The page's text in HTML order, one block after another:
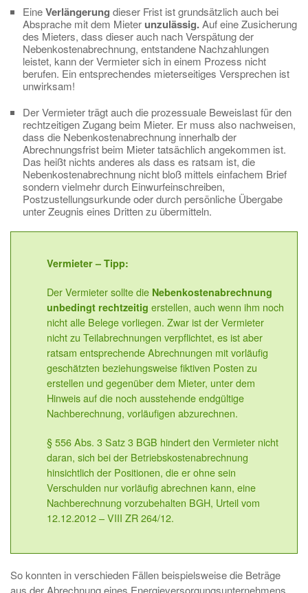
EineVerlängerung dieser Frist ist grundsätzlich auch bei
Absprache mit dem Mieter unzulässig.Auf eine Zusicherung
des Mieters, dass dieser auch nach Verspätung der
Nebenkostenabrechnung, entstandene Nachzahlungen
leistet, kann der Vermieter sich in einem Prozess nicht
berufen. Ein entsprechendes mieterseitiges Versprechen ist
unwirksam!
Der Vermieter trägt auch die prozessuale Beweislast für den
rechtzeitigen Zugang beim Mieter. Er muss also nachweisen,
dass die Nebenkostenabrechnung innerhalb der
Abrechnungsfrist beim Mieter tatsächlich angekommen ist.
Das heißt nichts anderes als dass es ratsam ist, die
Nebenkostenabrechnung nicht bloß mittels einfachem Brief
sondern vielmehr durch Einwurfeinschreiben,
Postzustellungsurkunde oder durch persönliche Übergabe
unter Zeugnis eines Dritten zu übermitteln.
Vermieter – Tipp:
Der Vermieter sollte die Nebenkostenabrechnung
unbedingt rechtzeitig erstellen, auch wenn ihm noch
nicht alle Belege vorliegen. Zwar ist der Vermieter
nicht zu Teilabrechnungen verpflichtet, es ist aber
ratsam entsprechende Abrechnungen mit vorläufig
geschätzten beziehungsweise fiktiven Posten zu
erstellen und gegenüber dem Mieter, unter dem
Hinweis auf die noch ausstehende endgültige
Nachberechnung, vorläufigen abzurechnen.
§ 556 Abs. 3 Satz 3 BGB hindert den Vermieter nicht
daran, sich bei der Betriebskostenabrechnung
hinsichtlich der Positionen, die er ohne sein
Verschulden nur vorläufig abrechnen kann, eine
Nachberechnung vorzubehalten BGH, Urteil vom
12.12.2012 – VIII ZR 264/12.
So konnten in verschieden Fällen beispielsweise die Beträge
aus der Abrechnung eines Energieversorgungsunternehmens,